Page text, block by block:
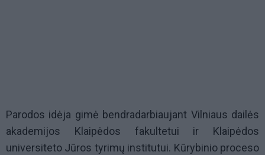
Parodos idėja gimė bendradarbiaujant Vilniaus dailės
akademijos Klaipėdos fakultetui ir Klaipėdos
universiteto Jūros tyrimų institutui. Kūrybinio proceso